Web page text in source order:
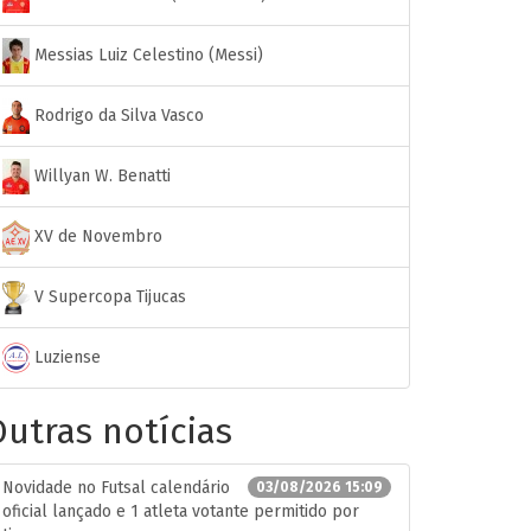
Messias Luiz Celestino (Messi)
Rodrigo da Silva Vasco
Willyan W. Benatti
XV de Novembro
V Supercopa Tijucas
Luziense
notícias
03/08/2026 15:09
Novidade no Futsal calendário
oficial lançado e 1 atleta votante permitido por